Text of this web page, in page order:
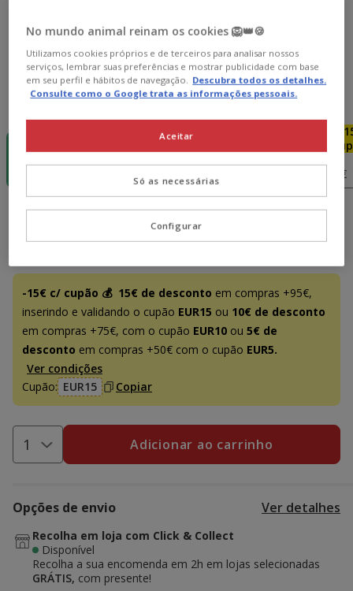
Guia de tamanhos
-15€ c/
-
20.99€
-15€ c/ cupão 💰 15€ de desconto em compras +95€,
inserindo e validando o cupão EUR15 ou 10€ de desconto
em compras +75€, com o cupão EUR10 ou 5€ de
desconto em compras +50€ com o cupão EUR5.
Ver condições
Cupão: EUR15 Copiar
Preço 16.99€
16.99€
Adicionar ao carrinho
Opções de envio Ver detalhes
Recolha em loja com Click & Collect
Disponível
Recolha a sua encomenda em 2h em lojas selecionadas
GRÁTIS, com presente!
No mundo animal reinam os cookies 🦁👑🍪
Utilizamos cookies próprios e de terceiros para analisar nossos
serviços, lembrar suas preferências e mostrar publicidade com base
em seu perfil e hábitos de navegação. Descubra todos os detalhes.
Consulte como o Google trata as informações pessoais.
Só as necessárias
Aceitar
Configurar